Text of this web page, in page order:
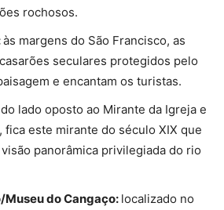
rochosos.
às margens do São Francisco, as
seculares protegidos pelo
e encantam os turistas.
do lado oposto ao Mirante da Igreja e
fica este mirante do século XIX que
panorâmica privilegiada do rio
Museu do Cangaço: localizado no